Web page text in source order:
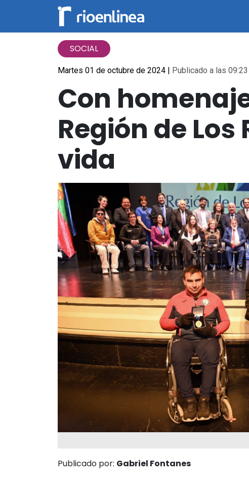
SOCIAL
Martes 01 de octubre de 2024 | Publicado a las
Con
Región de
vida
Publicado por: Gabriel Fontanes